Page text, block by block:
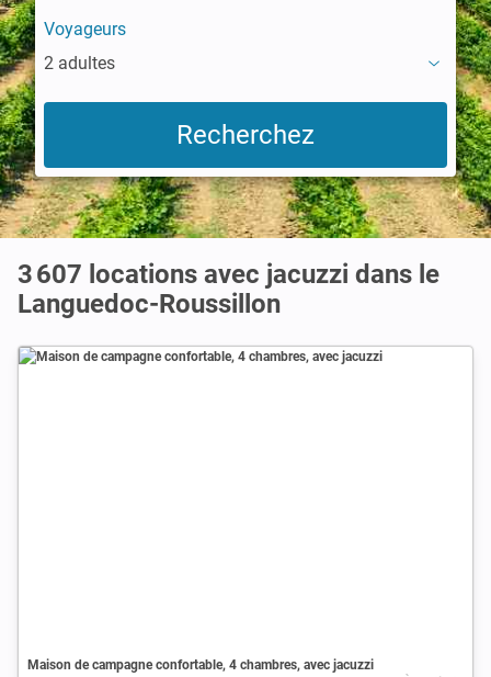
Voyageurs
2 adultes
3 607 locations avec jacuzzi dans le
Languedoc-Roussillon
Maison de campagne confortable, 4 chambres, avec jacuzzi